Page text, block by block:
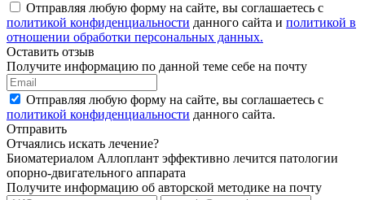
Отправляя любую форму на сайте, вы соглашаетесь с
политикой конфиденциальности данного сайта и политикой в
отношении обработки персональных данных.
Оставить отзыв
Получите информацию по данной теме себе на почту
Отправляя любую форму на сайте, вы соглашаетесь с
политикой конфиденциальности данного сайта.
Отправить
Отчаялись искать лечение?
Биоматериалом Аллоплант эффективно лечится патологии
опорно-двигательного аппарата
Получите информацию об авторской методике на почту